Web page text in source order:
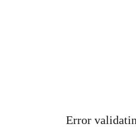
Error